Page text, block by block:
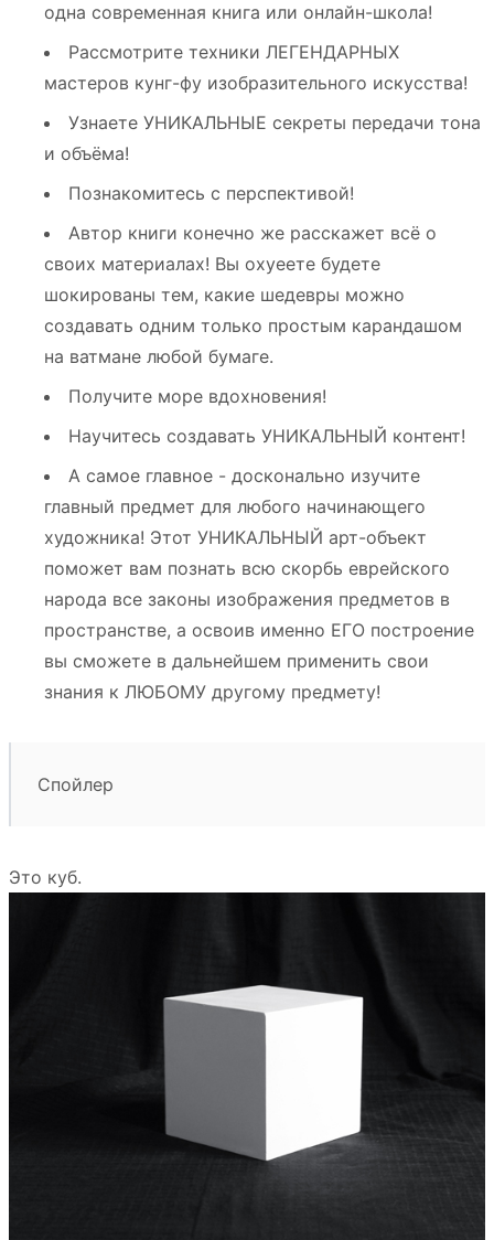
одна современная книга или онлайн-школа!
Рассмотрите техники ЛЕГЕНДАРНЫХ
мастеров кунг-фу изобразительного искусства!
Узнаете УНИКАЛЬНЫЕ секреты передачи тона
и объёма!
Познакомитесь с перспективой!
Автор книги конечно же расскажет всё о
своих материалах! Вы охуеете будете
шокированы тем, какие шедевры можно
создавать одним только простым карандашом
на ватмане любой бумаге.
Получите море вдохновения!
Научитесь создавать УНИКАЛЬНЫЙ контент!
А самое главное - досконально изучите
главный предмет для любого начинающего
художника! Этот УНИКАЛЬНЫЙ арт-объект
поможет вам познать всю скорбь еврейского
народа все законы изображения предметов в
пространстве, а освоив именно ЕГО построение
вы сможете в дальнейшем применить свои
знания к ЛЮБОМУ другому предмету!
Спойлер
Это куб.